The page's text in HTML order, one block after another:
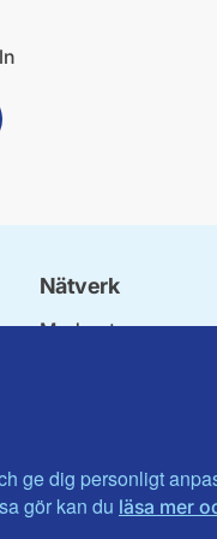
ge dig personligt
gör kan du läsa mer
Mail
Nätverk
Moderata
Jarl Hjalmarson
Stiftelsen
Företagarrådet